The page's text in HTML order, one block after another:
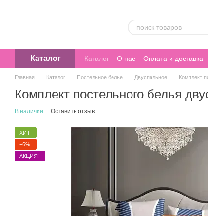
Каталог Каталог О нас Оплата и доставка
Главная Каталог Постельное белье Двуспальное Комплект
Комплект постельного белья
В наличии Оставить отзыв
ХИТ
−6%
АКЦИЯ!